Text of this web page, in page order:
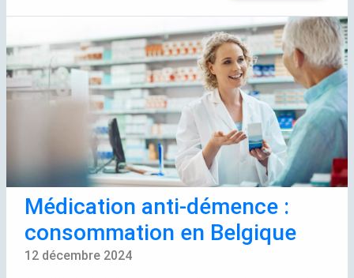
Médication anti-démence :
consommation en Belgique
12 décembre 2024